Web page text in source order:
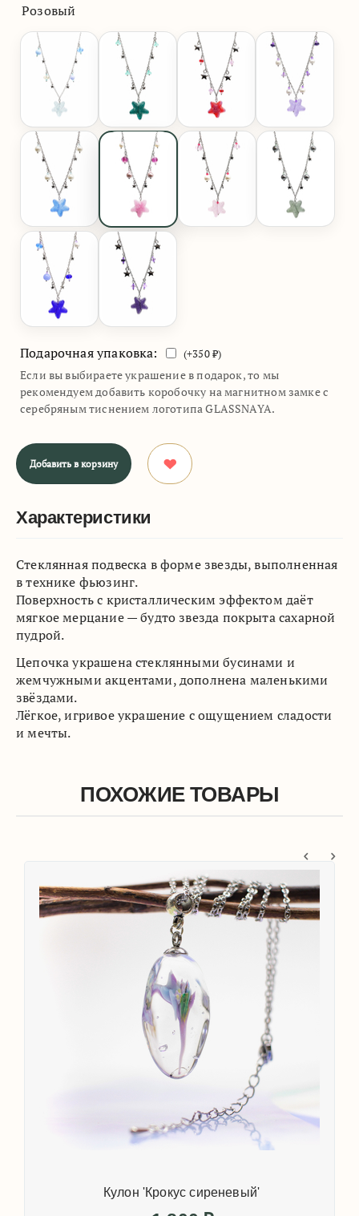
Розовый
Подарочная упаковка: (+350₽)
Если вы выбираете украшение в подарок, то мы
рекомендуем добавить коробочку на магнитном замке с
серебряным тиснением логотипа GLASSNAYA.
Добавить в корзину
Характеристики
Стеклянная подвеска в форме звезды, выполненная
в технике фьюзинг.
Поверхность с кристаллическим эффектом даёт
мягкое мерцание — будто звезда покрыта сахарной
пудрой.
Цепочка украшена стеклянными бусинами и
жемчужными акцентами, дополнена маленькими
звёздами.
Лёгкое, игривое украшение с ощущением сладости
и мечты.
ПОХОЖИЕ ТОВАРЫ
Кулон 'Крокус сиреневый'